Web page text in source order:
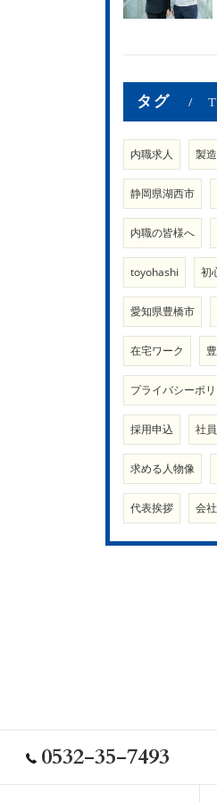
タグ
内職求人 製
静岡県湖西市
内職の皆様へ
toyohashi 初
愛知県豊橋市
在宅ワーク
プライバシーポ
採用申込 社
求める人物像
代表挨拶 会
0532-35-7493